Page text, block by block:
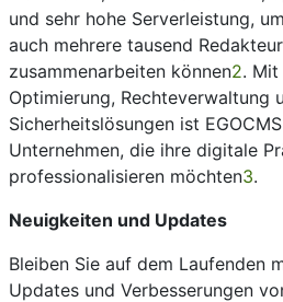
und sehr hohe Serverleistung,
auch mehrere tausend
zusammenarbeiten können2. Mit
Optimierung, Rechteverwaltung
Sicherheitslösungen ist
Unternehmen, die ihre digitale
professionalisieren möchten3.
Neuigkeiten und Updates
Bleiben Sie auf dem Laufenden
Updates und Verbesserungen